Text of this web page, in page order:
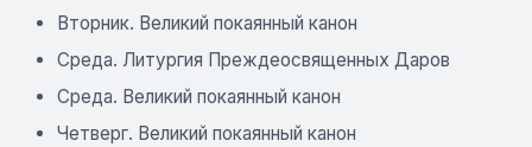
Вторник. Великий покаянный канон
Среда. Литургия Преждеосвященных Даров
Среда. Великий покаянный канон
Четверг. Великий покаянный канон